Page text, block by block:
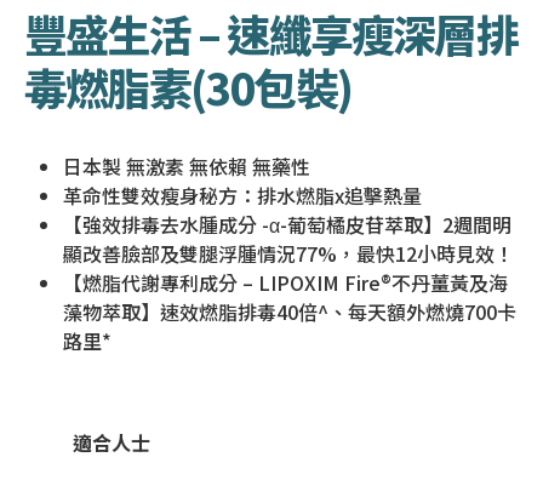
豐盛生活 – 速纖享瘦深層排
毒燃脂素(30包裝)
日本製 無激素 無依賴 無藥性
革命性雙效瘦身秘方：排水燃脂x追擊熱量
【強效排毒去水腫成分 -α-葡萄橘皮苷萃取】2週間明
顯改善臉部及雙腿浮腫情況77%，最快12小時見效！
【燃脂代謝專利成分 – LIPOXIM Fire®不丹薑黃及海
藻物萃取】速效燃脂排毒40倍^、每天額外燃燒700卡
路里*
適合人士